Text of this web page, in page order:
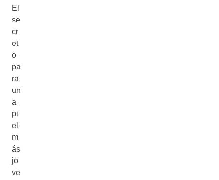
El
se
cr
et
o
pa
ra
un
a
pi
el
m
ás
jo
ve